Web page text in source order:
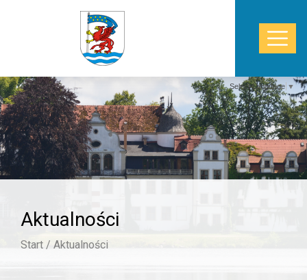
Select Language ▼
START
WŁADZE
Aktualności
Start / Aktualności